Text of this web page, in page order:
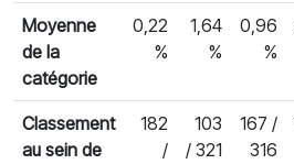
Moyenne
de la
catégorie
0,22
%
1,64
%
0,96
%
Classement
au sein de
182
/
103
/ 321
167 /
316